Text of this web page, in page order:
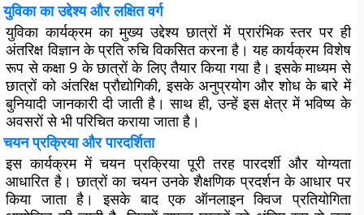
युविका का उद्देश्य और लक्षित वर्ग
युविका कार्यक्रम का मुख्य उद्देश्य छात्रों में प्रारंभिक स्तर पर ही
अंतरिक्ष विज्ञान के प्रति रुचि विकसित करना है। यह कार्यक्रम विशेष
रूप से कक्षा 9 के छात्रों के लिए तैयार किया गया है। इसके माध्यम से
छात्रों को अंतरिक्ष प्रौद्योगिकी, इसके अनुप्रयोग और शोध के बारे में
बुनियादी जानकारी दी जाती है। साथ ही, उन्हें इस क्षेत्र में भविष्य के
अवसरों से भी परिचित कराया जाता है।
चयन प्रक्रिया और पारदर्शिता
इस कार्यक्रम में चयन प्रक्रिया पूरी तरह पारदर्शी और योग्यता
आधारित है। छात्रों का चयन उनके शैक्षणिक प्रदर्शन के आधार पर
किया जाता है। इसके बाद एक ऑनलाइन क्विज प्रतियोगिता